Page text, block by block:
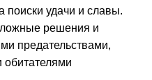
поиски удачи и славы.
решения и
предательствами,